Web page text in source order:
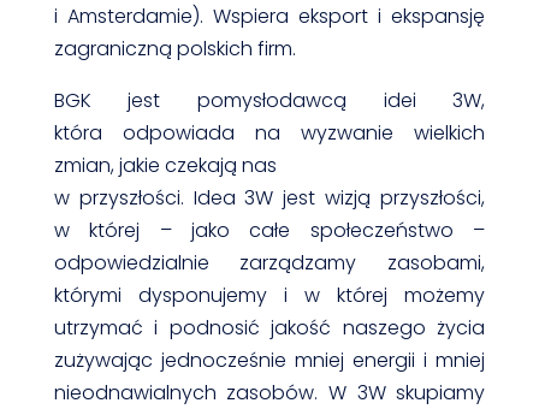
i Amsterdamie). Wspiera eksport i ekspansję
zagraniczną polskich firm.
BGK jest pomysłodawcą idei 3W,
która odpowiada na wyzwanie wielkich
zmian, jakie czekają nas
w przyszłości. Idea 3W jest wizją przyszłości,
w której – jako całe społeczeństwo –
odpowiedzialnie zarządzamy zasobami,
którymi dysponujemy i w której możemy
utrzymać i podnosić jakość naszego życia
zużywając jednocześnie mniej energii i mniej
nieodnawialnych zasobów. W 3W skupiamy